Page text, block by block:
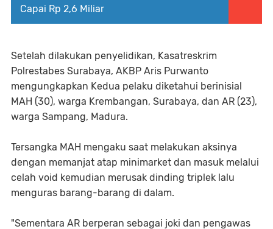
Capai Rp 2,6 Miliar
Setelah dilakukan penyelidikan, Kasatreskrim
Polrestabes Surabaya, AKBP Aris Purwanto
mengungkapkan Kedua pelaku diketahui berinisial
MAH (30), warga Krembangan, Surabaya, dan AR (23),
warga Sampang, Madura.
Tersangka MAH mengaku saat melakukan aksinya
dengan memanjat atap minimarket dan masuk melalui
celah void kemudian merusak dinding triplek lalu
menguras barang-barang di dalam.
"Sementara AR berperan sebagai joki dan pengawas